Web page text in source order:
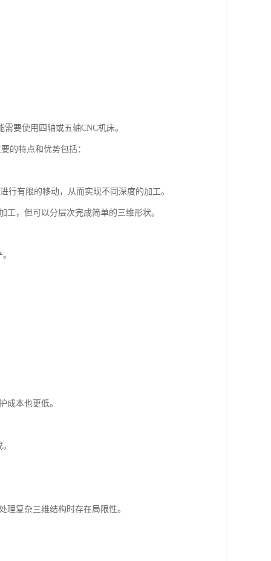
要使用四轴或五轴CNC机床。
的特点和优势包括：
有限的移动，从而实现不同深度的加工。
，但可以分层次完成简单的三维形状。
本也更低。
理复杂三维结构时存在局限性。